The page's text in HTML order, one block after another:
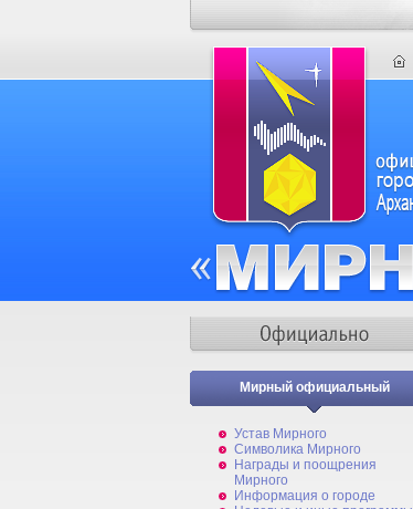
Мирный официальный
Устав Мирного
Символика Мирного
Награды и поощрения
Мирного
Информация о городе